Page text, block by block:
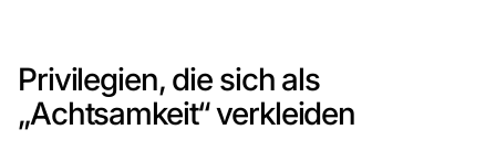
Privilegien, die sich als
„Achtsamkeit“ verkleiden